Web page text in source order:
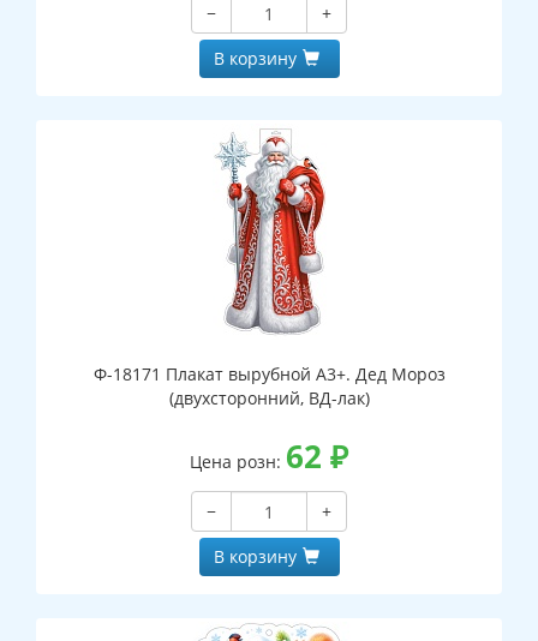
−
+
В корзину
Ф-18171 Плакат вырубной А3+. Дед Мороз
(двухсторонний, ВД-лак)
Цена розн: 62 ₽
−
+
В корзину